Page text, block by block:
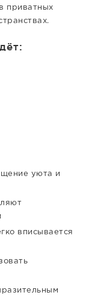
приватных
уюта и
вписывается